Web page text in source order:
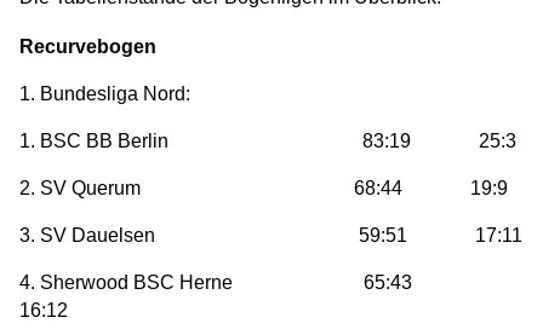
Recurvebogen
1. Bundesliga Nord:
1. BSC BB Berlin 83:19 25:3
2. SV Querum 68:44 19:9
3. SV Dauelsen 59:51 17:11
4. Sherwood BSC Herne 65:43
16:12